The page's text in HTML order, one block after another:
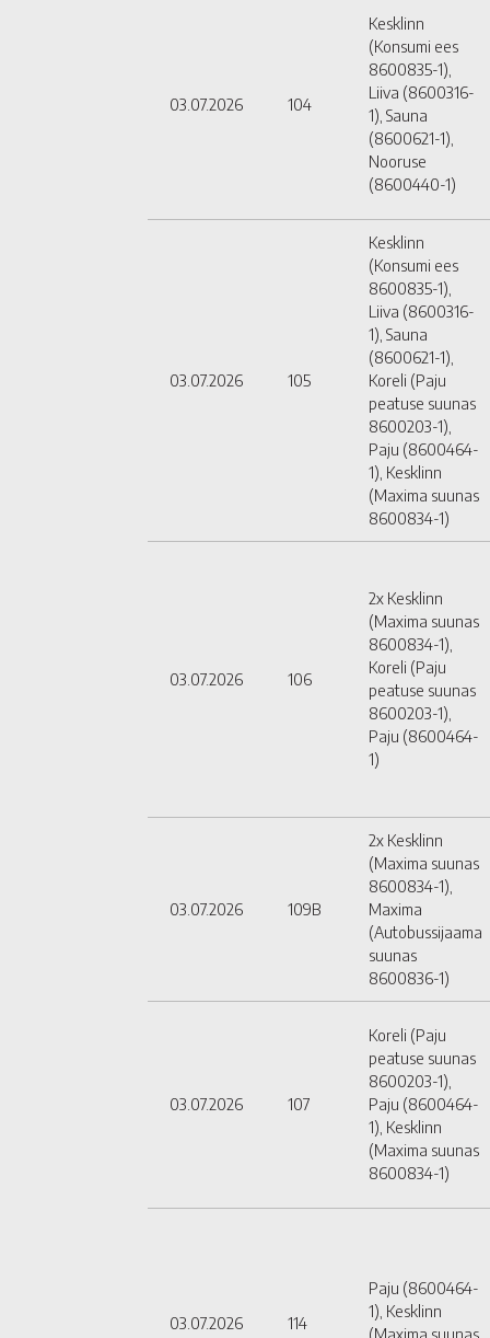
03.07.2026 104
Kesklinn
(Konsumi ees
8600835-1),
Liiva (8600316-
1), Sauna
(8600621-1),
Nooruse
(8600440-1)
03.07.2026 105
Kesklinn
(Konsumi ees
8600835-1),
Liiva (8600316-
1), Sauna
(8600621-1),
Koreli (Paju
peatuse suunas
8600203-1),
Paju (8600464-
1), Kesklinn
(Maxima suunas
8600834-1)
03.07.2026 106
2x Kesklinn
(Maxima suunas
8600834-1),
Koreli (Paju
peatuse suunas
8600203-1),
Paju (8600464-
1)
03.07.2026 109B
2x Kesklinn
(Maxima suunas
8600834-1),
Maxima
(Autobussijaama
suunas
8600836-1)
03.07.2026 107
Koreli (Paju
peatuse suunas
8600203-1),
Paju (8600464-
1), Kesklinn
(Maxima suunas
8600834-1)
03.07.2026 114
Paju (8600464-
1), Kesklinn
(Maxima suunas